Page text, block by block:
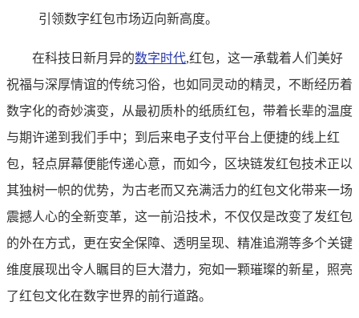
引领数字红包市场迈向新高度。
在科技日新月异的数字时代,红包，这一承载着人们美好
祝福与深厚情谊的传统习俗，也如同灵动的精灵，不断经历着
数字化的奇妙演变，从最初质朴的纸质红包，带着长辈的温度
与期许递到我们手中；到后来电子支付平台上便捷的线上红
包，轻点屏幕便能传递心意，而如今，区块链发红包技术正以
其独树一帜的优势，为古老而又充满活力的红包文化带来一场
震撼人心的全新变革，这一前沿技术，不仅仅是改变了发红包
的外在方式，更在安全保障、透明呈现、精准追溯等多个关键
维度展现出令人瞩目的巨大潜力，宛如一颗璀璨的新星，照亮
了红包文化在数字世界的前行道路。